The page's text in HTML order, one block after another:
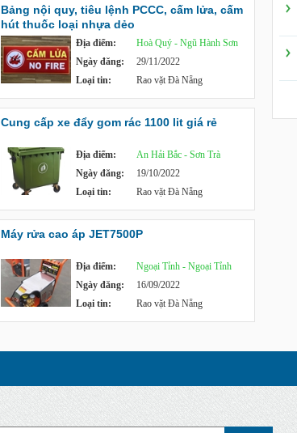
Bảng nội quy, tiêu lệnh PCCC, cấm lửa, cấm
hút thuốc loại nhựa dẻo
Địa điểm:
Hoà Quý - Ngũ Hành Sơn
Ngày đăng:
29/11/2022
Loại tin:
Rao vặt Đà Nẵng
Cung cấp xe đẩy gom rác 1100 lit giá rẻ
Địa điểm:
An Hải Bắc - Sơn Trà
Ngày đăng:
19/10/2022
Loại tin:
Rao vặt Đà Nẵng
Máy rửa cao áp JET7500P
Địa điểm:
Ngoại Tỉnh - Ngoại Tỉnh
Ngày đăng:
16/09/2022
Loại tin:
Rao vặt Đà Nẵng